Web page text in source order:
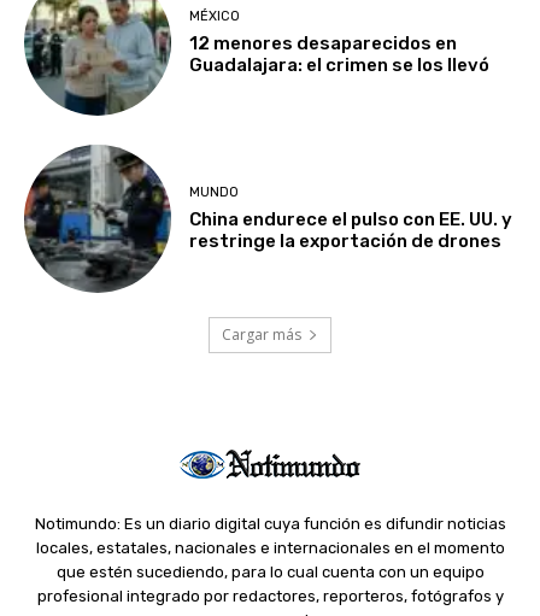
MÉXICO
12 menores desaparecidos en
Guadalajara: el crimen se los llevó
MUNDO
China endurece el pulso con EE. UU. y
restringe la exportación de drones
Cargar más
Notimundo: Es un diario digital cuya función es difundir noticias
locales, estatales, nacionales e internacionales en el momento
que estén sucediendo, para lo cual cuenta con un equipo
profesional integrado por redactores, reporteros, fotógrafos y